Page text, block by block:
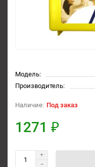
Модель:
Производитель:
Под заказ
1271 ₽